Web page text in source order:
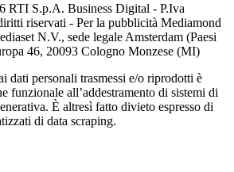
RTI S.p.A. Business Digital - P.Iva
riservati - Per la pubblicità Mediamond
N.V., sede legale Amsterdam (Paesi
46, 20093 Cologno Monzese (MI)
dati personali trasmessi e/o riprodotti è
funzionale all’addestramento di sistemi di
È altresì fatto divieto espresso di
di data scraping.